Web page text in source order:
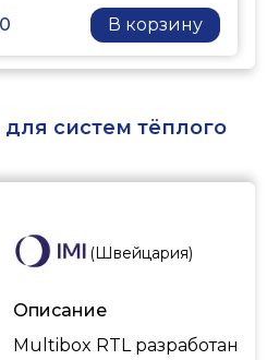
антивандальными
заслонками или иными
препятствиями, а так же
установленных в
труднодоступных нишах.
В корзину
систем тёплого
(Швейцария)
Описание
Multibox RTL разработан